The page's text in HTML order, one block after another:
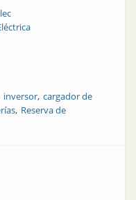
inversor cargador de
Reserva de